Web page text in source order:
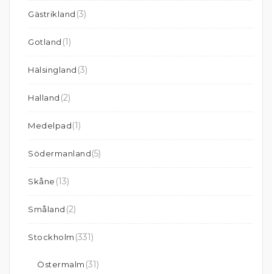
Gästrikland (3)
Gotland (1)
Hälsingland (3)
Halland (2)
Medelpad(1)
Södermanland(5)
Skåne (13)
Småland (2)
Stockholm (331)
Östermalm (31)